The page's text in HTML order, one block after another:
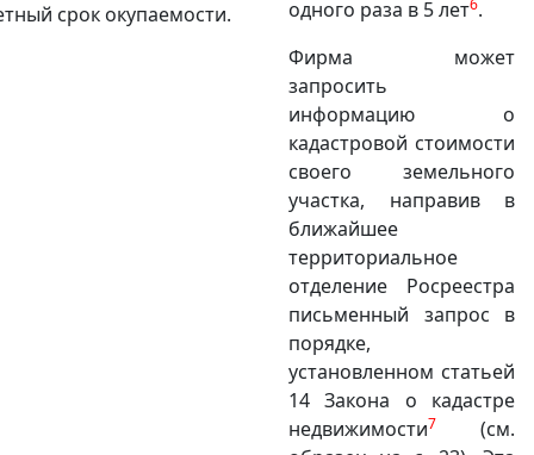
срок окупаемости.
одного раза в 5 лет .
Фирма может
запросить
информацию о
кадастровой стоимости
своего земельного
участка, направив в
ближайшее
территориальное
отделение Росреестра
письменный запрос в
порядке,
установленном статьей
14 Закона о кадастре
недвижимости7
(см.